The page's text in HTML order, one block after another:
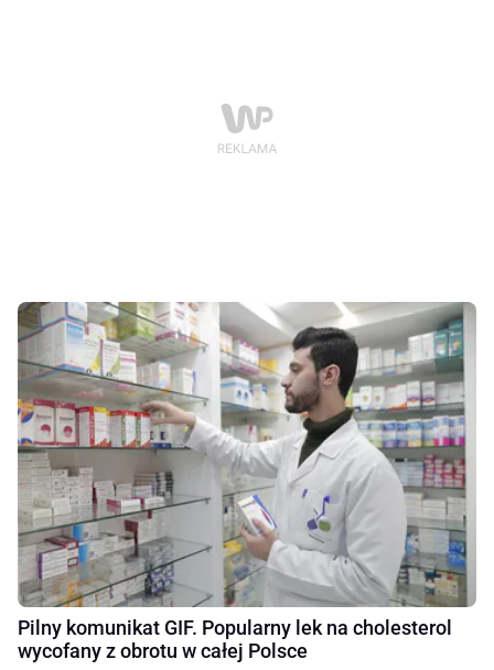
Pilny komunikat GIF. Popularny lek na cholesterol
wycofany z obrotu w całej Polsce